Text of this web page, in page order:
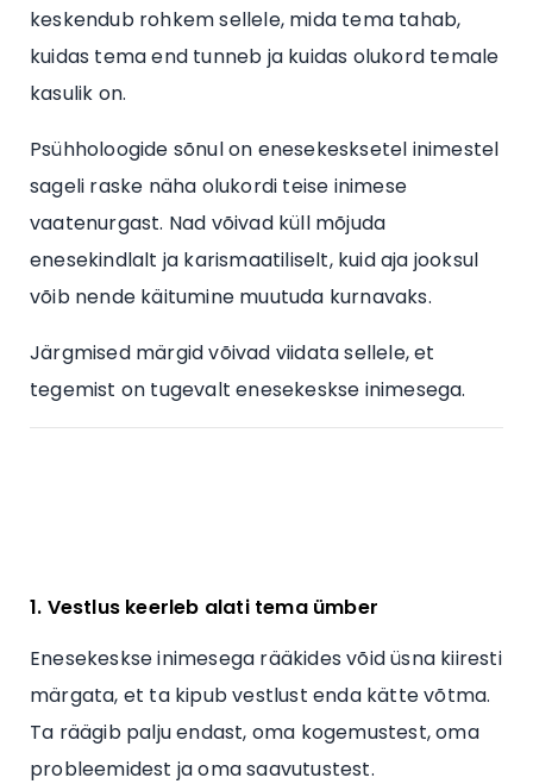
keskendub rohkem sellele, mida tema tahab,
kuidas tema end tunneb ja kuidas olukord temale
kasulik on.
Psühholoogide sõnul on enesekesksetel inimestel
sageli raske näha olukordi teise inimese
vaatenurgast. Nad võivad küll mõjuda
enesekindlalt ja karismaatiliselt, kuid aja jooksul
võib nende käitumine muutuda kurnavaks.
Järgmised märgid võivad viidata sellele, et
tegemist on tugevalt enesekeskse inimesega.
1. Vestlus keerleb alati tema ümber
Enesekeskse inimesega rääkides võid üsna kiiresti
märgata, et ta kipub vestlust enda kätte võtma.
Ta räägib palju endast, oma kogemustest, oma
probleemidest ja oma saavutustest.